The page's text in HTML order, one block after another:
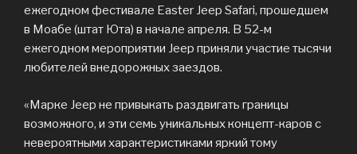
ежегодном фестивале Easter Jeep Safari, прошедшем
в Моабе (штат Юта) в начале апреля. В 52-м
ежегодном мероприятии Jeep приняли участие тысячи
любителей внедорожных заездов.
«Марке Jeep не привыкать раздвигать границы
возможного, и эти семь уникальных концепт-каров с
невероятными характеристиками яркий тому